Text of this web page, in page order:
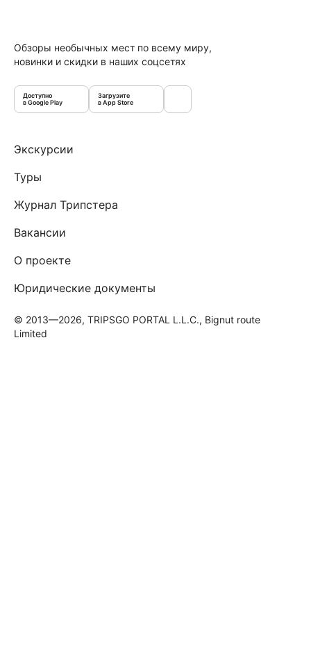
Обзоры необычных мест по всему миру,
новинки и скидки в наших соцсетях
Доступно
в Google Play
Загрузите
в App Store
Экскурсии
Туры
Журнал Трипстера
Вакансии
О проекте
Юридические документы
© 2013—2026, TRIPSGO PORTAL L.L.C., Bignut route
Limited